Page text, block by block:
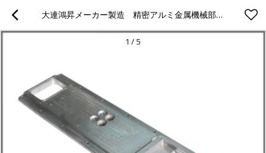
大連鴻昇メーカー製造　精密アルミ金属機械部品、
1 / 5